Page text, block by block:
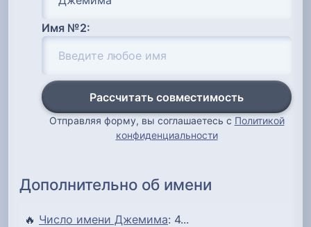
Имя №2:
Рассчитать совместимость
Отправляя форму, вы соглашаетесь с Политикой
конфиденциальности
Дополнительно об имени
🔥 Число имени Джемима: 4...